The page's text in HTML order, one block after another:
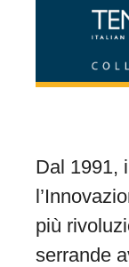
Dal 1991,
più
serrande